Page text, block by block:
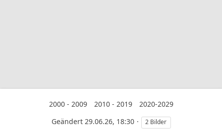
2000 - 2009 2010 - 2019
2020-2029
Geändert29.06.26, 18:30 2 Bilder